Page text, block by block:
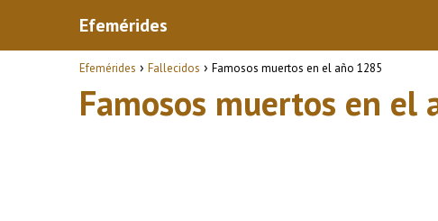
Efemérides
Efemérides Fallecidos Famosos muertos en el año 1285
Famosos muertos en el